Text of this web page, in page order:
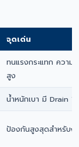
จุดเด่น
ทนแรงกระแทก ความ
สูง
น้ำหนักเบา มี Drain
ป้องกันสูงสุดสำหรับง